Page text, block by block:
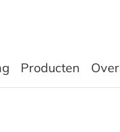
Producten